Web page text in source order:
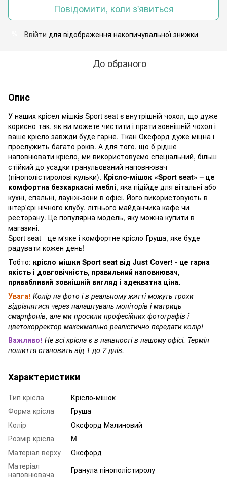
Повідомити, коли з'явиться
Ввійти для відображення накопичувальної знижки
До обраного
Опис
У наших крісел-мішків Sport seat є внутрішній чохол, що дуже
корисно так, як ви можете чистити і прати зовнішній чохол і
ваше крісло завжди буде гарне. Ткан Оксфорд дуже міцна і
прослужить багато років. А для того, що б рідше
наповнювати крісло, ми використовуємо спеціальний, більш
стійкий до усадки гранульований наповнювач
(пінополістиролові кульки). Крісло-мішок «Sport seat» – це
комфортна безкаркасні меблі, яка підійде для вітальні або
кухні, спальні, лаунж-зони в офісі. Його використовують в
інтер'єрі нічного клубу, літнього майданчика кафе чи
ресторану. Це популярна модель, яку можна купити в
магазині.
Sport seat - це м'яке і комфортне крісло-Груша, яке буде
радувати кожен день!
Тобто: крісло мішки Sport seat від Just Cover! - це гарна
якість і довговічність, правильний наповнювач,
привабливий зовнішній вигляд і адекватна ціна.
Увага! Колір на фото і в реальному житті можуть трохи
відрізнятися через налаштувань моніторів і матриць
смартфонів, але ми просили професійних фотографів і
цветокорректор максимально реалістично передати колір!
Важливо! Не всі крісла є в наявності в нашому офісі. Термін
пошиття становить від 1 до 7 днів.
Характеристики
Тип крісла
Крісло-мішок
Форма крісла
Груша
Колір
Оксфорд Малиновий
Розмір крісла
M
Матеріал верху
Оксфорд
Матеріал
наповнювача
Гранула пінополістиролу